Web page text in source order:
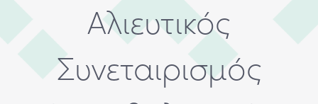
Αλιευτικός
Συνεταιρισμός